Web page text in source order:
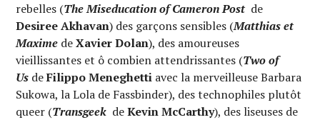
rebelles (The Miseducation of Cameron Postde
Desiree Akhavan) des garçons sensibles (Matthias et
Maxime deXavier Dolan), des amoureuses
vieillissantes et ô combien attendrissantes (Two of
Us deFilippo Meneghetti avec la merveilleuse Barbara
Sukowa, la Lola de Fassbinder), des technophiles plutôt
queer (Transgeek deKevin McCarthy), des liseuses de